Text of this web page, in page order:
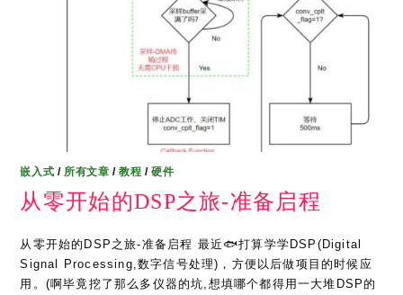
嵌入式 / 所有文章 /教程 /硬件
从零开始的DSP之旅-准备启程
从零开始的DSP之旅-准备启程 最近🐟打算学学DSP(Digital
Signal Processing,数字信号处理)，方便以后做项目的时候应
用。(啊毕竟挖了那么多仪器的坑,想填哪个都得用一大堆DSP的